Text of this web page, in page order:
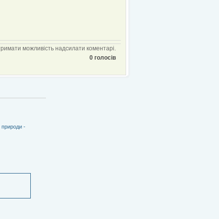
можливість надсилати коментарі.
0 голосів